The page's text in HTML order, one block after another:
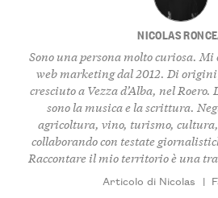
NICOLAS
Sono una persona molto curiosa.
web marketing dal 2012. Di
cresciuto a Vezza d’Alba, nel
sono la musica e la scrittura.
agricoltura, vino, turismo, cultura,
collaborando con testate
Raccontare il mio territorio è una
Articolo di Nicolas |